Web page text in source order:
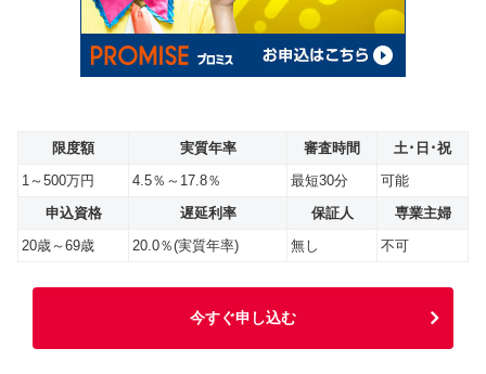
限度額 実質年率 審査時間
土･日･祝
1～500万円
4.5％～17.8％ 最短30分
可能
申込資格
遅延利率 保証人
専業主婦
20歳～69歳
20.0％(実質年率) 無し 不可
今すぐ申し込む